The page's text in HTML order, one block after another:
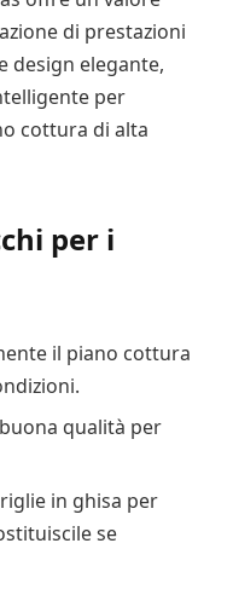
di prestazioni
design elegante,
per
cottura di alta
per i
il piano cottura
qualità per
in ghisa per
se